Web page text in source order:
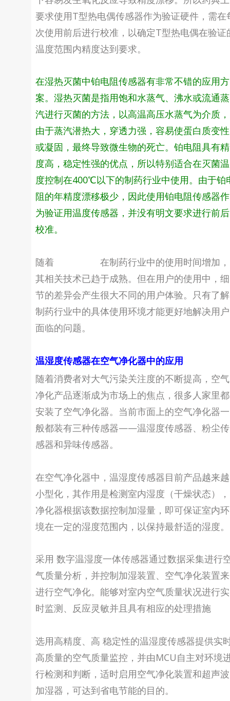
要求使用T型热电偶传感器作为验证硬件，需在
次使用前后进行校准，以确定T型热电偶在验证
温度范围内精度达到要求。
在湿热灭菌中铂电阻传感器有非常不错的应用方
案。湿热灭菌是指用饱和水蒸气、沸水或流通蒸
汽进行灭菌的方法，以高温高压水蒸气为介质，
由于蒸汽潜热大，穿透力强，容易使蛋白质变性
或凝固，最终导致微生物的死亡。铂电阻具有精
度高，稳定性强的优点，所以特别适合在灭菌温
度控制在400℃以下的制药行业中使用。由于铂
阻的年精度漂移极少，因此使用铂电阻传感器作
为验证用温度传感器，并没有明文要求进行前后
校准。
随着
在制药行业中的使用时间增加，
其相关技术已趋于成熟。但在用户的使用中，细
节的差异会产生很大不同的用户体验。只有了解
制药行业中的具体使用环境才能更好地解决用户
面临的问题。
温湿度传感器在空气净化器中的应用
随着消费者对大气污染关注度的不断提高，空气
净化产品逐渐成为市场上的焦点，很多人家里都
安装了空气净化器。当前市面上的空气净化器一
般都装有三种传感器——温湿度传感器、粉尘传
感器和异味传感器。
在空气净化器中，温湿度传感器目前产品越来越
小型化，其作用是检测室内湿度（干燥状态），
净化器根据该数据控制加湿量，即可保证室内环
境在一定的湿度范围内，以保持最舒适的湿度。
采用 数字温湿度一体传感器通过数据采集进行
气质量分析，并控制加湿装置、空气净化装置来
进行空气净化。能够对室内空气质量状况进行实
时监测、反应灵敏并且具有相应的处理措施
选用高精度、高 稳定性的温湿度传感器提供实
高质量的空气质量监控，并由MCU自主对环境
行检测和判断，适时启用空气净化装置和超声波
加湿器，可达到省电节能的目的。